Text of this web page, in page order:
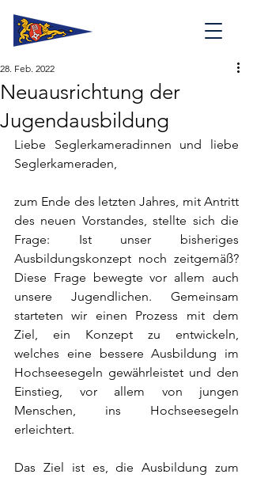
Neuausrichtung der
Jugendausbildung
28. Feb. 2022
Liebe Seglerkameradinnen und liebe
Seglerkameraden,
zum Ende des letzten Jahres, mit Antritt
des neuen Vorstandes, stellte sich die
Frage: Ist unser bisheriges
Ausbildungskonzept noch zeitgemäß?
Diese Frage bewegte vor allem auch
unsere Jugendlichen. Gemeinsam
starteten wir einen Prozess mit dem
Ziel, ein Konzept zu entwickeln,
welches eine bessere Ausbildung im
Hochseesegeln gewährleistet und den
Einstieg, vor allem von jungen
Menschen, ins Hochseesegeln
erleichtert.
Das Ziel ist es, die Ausbildung zum